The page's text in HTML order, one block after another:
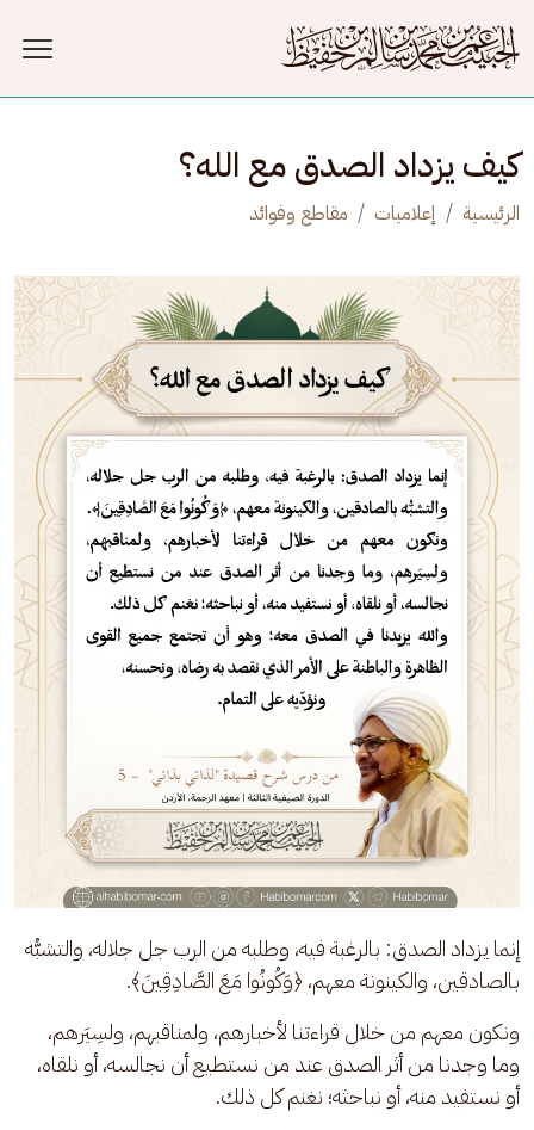
كيف يزداد الصدق مع الله؟
الرئيسية إعلاميات مقاطع وفوائد
إنما يزداد الصدق: بالرغبة فيه، وطلبه من الرب جل جلاله، والتشبُّه
بالصادقين، والكينونة معهم، ﴿وَكُونُوا مَعَ الصَّادِقِينَ﴾.
ونكون معهم من خلال قراءتنا لأخبارهم، ولمناقبهم، ولسِيَرهم،
وما وجدنا من أثر الصدق عند من نستطيع أن نجالسه، أو نلقاه،
أو نستفيد منه، أو نباحثه؛ نغنم كل ذلك.